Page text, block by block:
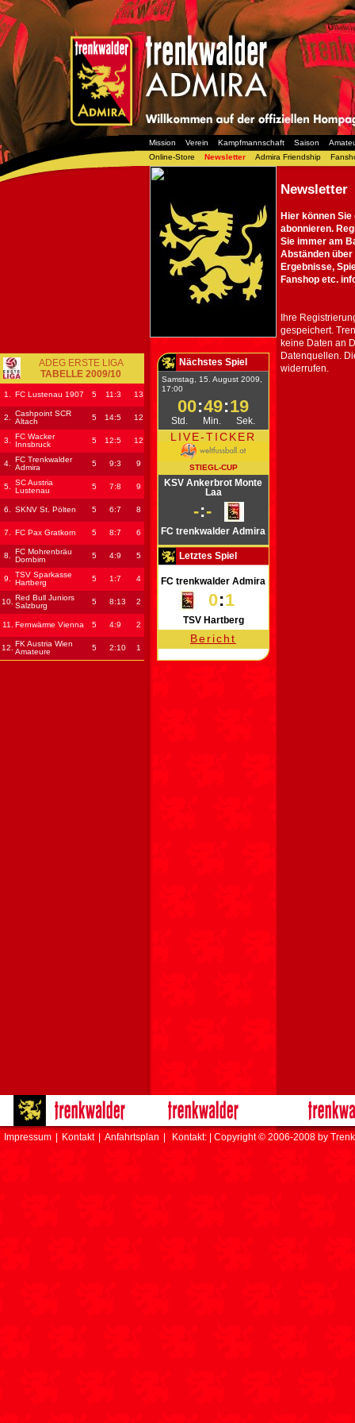
Mission Verein Kampfmannschaft Saison
Online-Store
Newsletter Admira Friendship
Newsletter
Hier können
abonnieren.
Sie immer am
Abständen
Ergebnisse,
Fanshop etc.
Ihre
gespeichert.
keine Daten an
Datenquellen.
widerrufen.
ADEG ERSTE LIGA
TABELLE 2009/10
1. FC Lustenau 1907 5 11:3 13
2.
Cashpoint SCR
Altach
5 14:5 12
3.
FC Wacker
Innsbruck
5 12:5 12
4.
FC Trenkwalder
Admira
5 9:3 9
5.
SC Austria
Lustenau
5 7:8 9
6. SKNV St. Pölten 5 6:7 8
7. FC Pax Gratkorn 5 8:7 6
8.
FC Mohrenbräu
Dornbirn
5 4:9 5
9.
TSV Sparkasse
Hartberg
5 1:7 4
10. Red Bull Juniors
Salzburg
5 8:13 2
11. Fernwärme Vienna 5 4:9 2
12. FK Austria Wien
Amateure
5 2:10 1
Nächstes Spiel
Samstag, 15. August 2009,
17:00
00:49:19
Std. Min. Sek.
LIVE-TICKER
STIEGL-CUP
KSV Ankerbrot Monte
Laa
-:-
FC trenkwalder Admira
Letztes Spiel
FC trenkwalder Admira
0:1
TSV Hartberg
Bericht
Impressum Kontakt Anfahrtsplan Kontakt: | Copyright © 2006-2008 by